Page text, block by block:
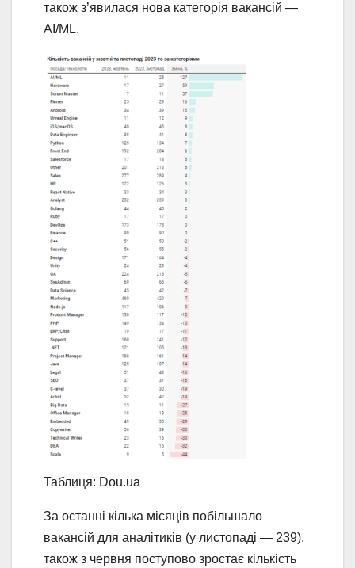
також з’явилася нова категорія вакансій —
AI/ML.
Таблиця: Dou.ua
За останні кілька місяців побільшало
вакансій для аналітиків (у листопаді — 239),
також з червня поступово зростає кількість